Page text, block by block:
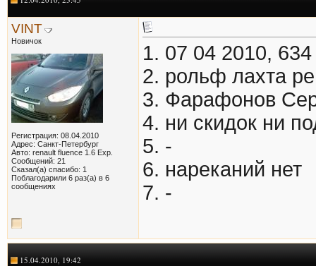
VINT
Новичок
Регистрация: 08.04.2010
Адрес: Санкт-Петербург
Авто: renault fluence 1.6 Exp.
Сообщений: 21
Сказал(а) спасибо: 1
Поблагодарили 6 раз(а) в 6
сообщениях
1. 07 04 2010,
2. рольф лахта
3. Фарафонов
4. ни скидок ни
5. -
6. нареканий нет
7. -
15.04.2010, 19:42